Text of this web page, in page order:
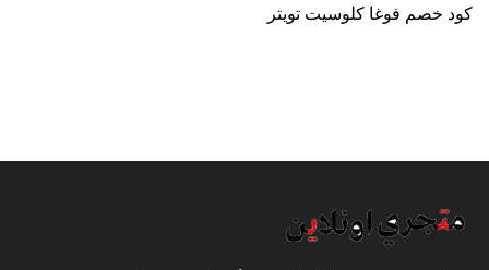
كود خصم فوغا كلوسيت تويتر